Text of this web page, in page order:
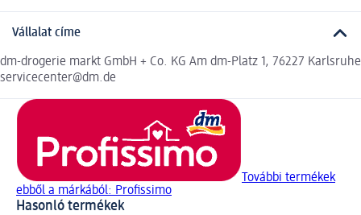
Vállalat címe
dm-drogerie markt GmbH + Co. KG Am dm-Platz 1, 76227 Karlsruhe
servicecenter@dm.de
További termékek
ebből a márkából: Profissimo
Hasonló termékek